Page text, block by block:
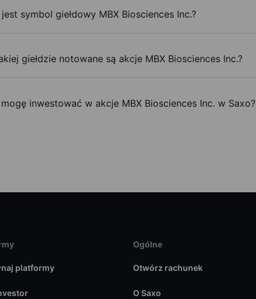
symbol giełdowy MBX Biosciences Inc.?
giełdzie notowane są akcje MBX Biosciences Inc.?
inwestować w akcje MBX Biosciences Inc. w Saxo?
platformy
Ogólne
Otwórz rachunek
O Saxo